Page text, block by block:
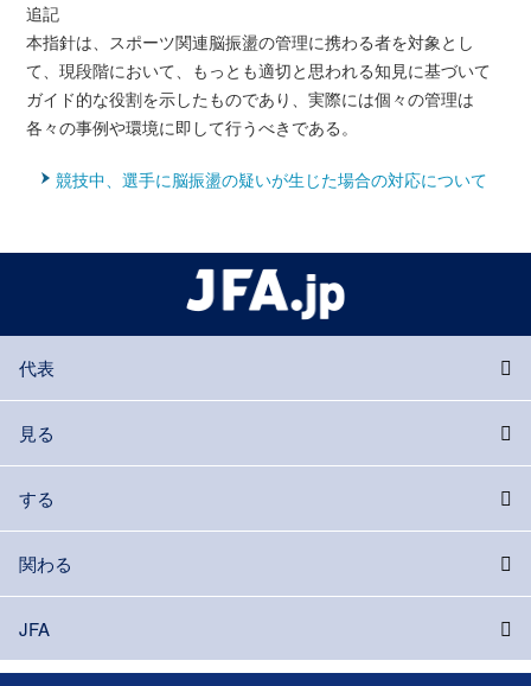
追記
本指針は、スポーツ関連脳振盪の管理に携わる者を対象とし
て、現段階において、もっとも適切と思われる知見に基づいて
ガイド的な役割を示したものであり、実際には個々の管理は
各々の事例や環境に即して行うべきである。
競技中、選手に脳振盪の疑いが生じた場合の対応について
代表
見る
する
関わる
JFA